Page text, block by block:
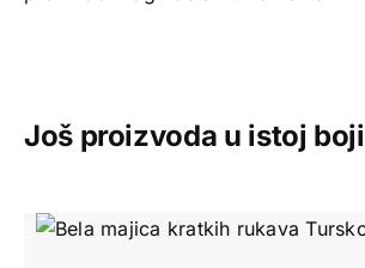
Još proizvoda u istoj boji